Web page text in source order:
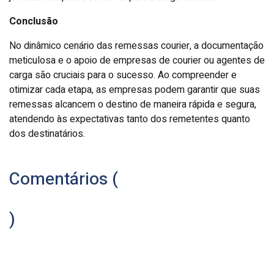
Conclusão
No dinâmico cenário das remessas courier, a documentação
meticulosa e o apoio de empresas de courier ou agentes de
carga são cruciais para o sucesso. Ao compreender e
otimizar cada etapa, as empresas podem garantir que suas
remessas alcancem o destino de maneira rápida e segura,
atendendo às expectativas tanto dos remetentes quanto
dos destinatários.
Comentários (
)